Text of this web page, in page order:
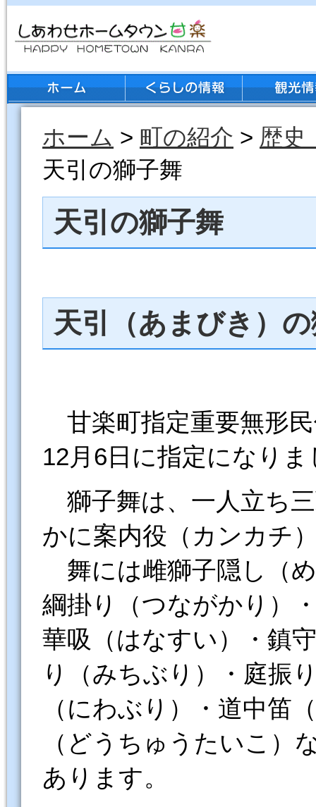
ホーム > 町の紹介 > 歴史
天引の獅子舞
天引の獅子舞
天引（あまびき）
甘楽町指定重要無形
12月6日に指定になりま
獅子舞は、一人立ち
かに案内役（カンカチ
舞には雌獅子隠し（
綱掛り（つながかり）
華吸（はなすい）・鎮
り（みちぶり）・庭振
（にわぶり）・道中笛
（どうちゅうたいこ）
あります。